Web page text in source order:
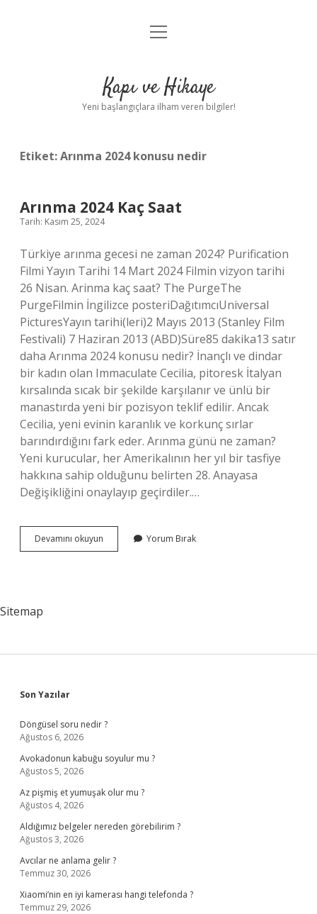
Anasayfa
Yasal Uyarı
menüyü
Kapı ve Hikaye
Yeni başlangıçlara ilham veren bilgiler!
Etiket:Arınma 2024 konusu nedir
Arınma 2024 Kaç Saat
Tarih: Kasım 25, 2024
Türkiye arınma gecesi ne zaman 2024? Purification
Filmi Yayın Tarihi 14 Mart 2024 Filmin vizyon tarihi
26 Nisan. Arinma kaç saat? The PurgeThe
PurgeFilmin İngilizce posteriDağıtımcıUniversal
PicturesYayın tarihi(leri)2 Mayıs 2013 (Stanley Film
Festivali) 7 Haziran 2013 (ABD)Süre85 dakika13 satır
daha Arınma 2024 konusu nedir? İnançlı ve dindar
bir kadın olan Immaculate Cecilia, pitoresk İtalyan
kırsalında sıcak bir şekilde karşılanır ve ünlü bir
manastırda yeni bir pozisyon teklif edilir. Ancak
Cecilia, yeni evinin karanlık ve korkunç sırlar
barındırdığını fark eder. Arınma günü ne zaman?
Yeni kurucular, her Amerikalının her yıl bir tasfiye
hakkına sahip olduğunu belirten 28. Anayasa
Değişikliğini onaylayıp geçirdiler.…
Devamını okuyun
2024
Yorum Bırak
Sitemap
Sidebar
Son Yazılar
Döngüsel soru nedir ?
Ağustos 6, 2026
Avokadonun kabuğu soyulur mu ?
Ağustos 5, 2026
Az pişmiş et yumuşak olur mu ?
Ağustos 4, 2026
Aldığımız belgeler nereden görebilirim ?
Ağustos 3, 2026
Avcılar ne anlama gelir ?
Temmuz 30, 2026
Xiaomi’nin en iyi kamerası hangi telefonda ?
Temmuz 29, 2026